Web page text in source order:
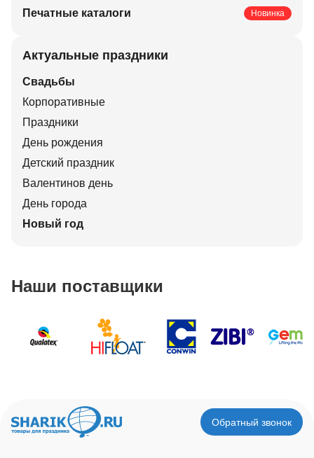
Печатные каталоги
Новинка
Актуальные праздники
Свадьбы
Корпоративные
Праздники
День рождения
Детский праздник
Валентинов день
День города
Новый год
Наши поставщики
Обратный звонок